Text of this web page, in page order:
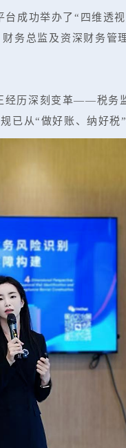
成功举办了“四维透
务总监及资深财务
历深刻变革——税务
已从“做好账、纳好